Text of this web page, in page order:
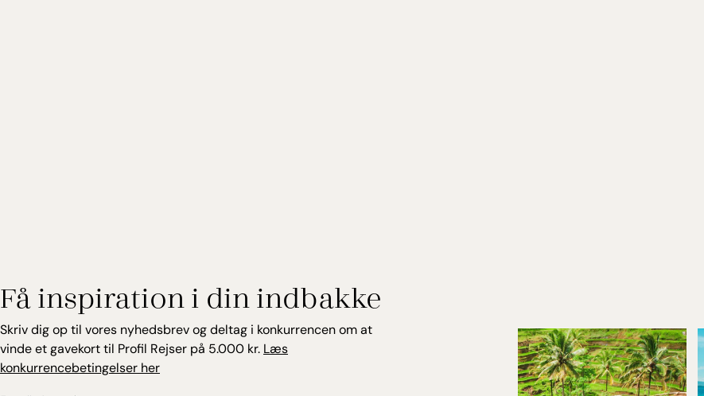
Få inspiration i din indbakke
Skriv dig op til vores nyhedsbrev og deltag i konkurrencen om at
vinde et gavekort til Profil Rejser på 5.000 kr. Læs
konkurrencebetingelser her